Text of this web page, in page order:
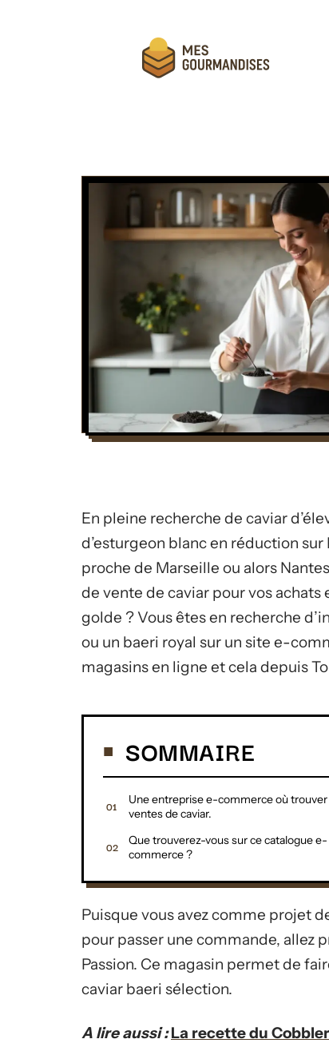
En pleine recherche de caviar
d’esturgeon blanc en réduction
proche de Marseille ou alors
de vente de caviar pour vos
golde ? Vous êtes en recherche
ou un baeri royal sur un site e-
magasins en ligne et cela depuis
SOMMAIRE
Une entreprise e-commerce où
ventes de caviar.
Que trouverez-vous sur ce catalogue e-
commerce ?
Puisque vous avez comme projet
pour passer une commande, allez
Passion. Ce magasin permet de
caviar baeri sélection.
A lire aussi : La recette du